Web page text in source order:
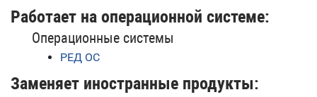
Работает на операционной системе:
Операционные системы
РЕД ОС
Заменяет иностранные продукты: